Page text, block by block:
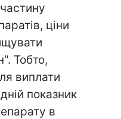
ціни
Тобто,
виплати
показник
в